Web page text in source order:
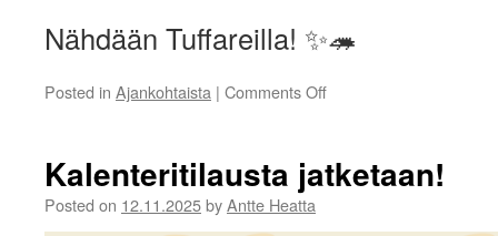
Nähdään Tuffareilla! ✨🦔
Posted in Ajankohtaista | Comments Offon
auki!
Kalenteritilausta jatketaan!
Posted on 12.11.2025byAntte Heatta